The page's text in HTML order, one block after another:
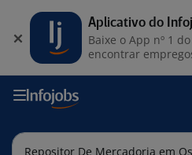
Aplicativo do
Baixe o App nº 1
encontrar